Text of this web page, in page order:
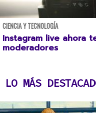
CIENCIA Y TECNOLOGÍA
Instagram live ahora
moderadores
LO MÁS